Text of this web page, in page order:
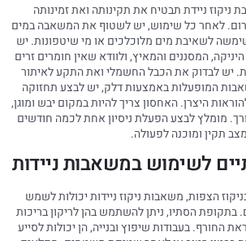
ניקוז ניידת תבטיח את תקינותה ואת זמינותה
לאחר כל שימוש, יש לשטוף את המשאבה במים
לשאיבת מים מלוכלכים או מי שיטפונות. יש
המסננים והמאיץ, ולוודא שאין חומרים זרים
יש לבדוק את הכבל החשמלי ואת התקע לאיתור
המופעלות באמצעות דלק, יש לבצע תחזוקה
היצרן. האחסון צריך להיות במקום יבש ומוגן,
מומלץ לבצע הפעלת ניסיון אחת לכמה חודשים
תקין ומוכנה לפעולה.
לשימוש במשאבות ניידות
הצפות, משאבות ניקוז ניידות יכולות לשמש
בתקופת הסתיו, ניתן להשתמש בהן לריקון בריכות
החורף. בעבודות שיפוץ ובנייה, הן יכולות לסייע